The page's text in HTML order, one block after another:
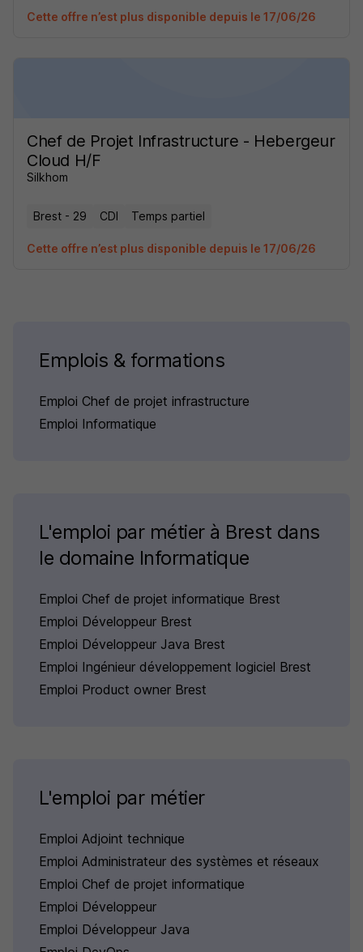
Cette offre n’est plus disponible depuis le 17/06/26
Chef de Projet Infrastructure - Hebergeur
Cloud H/F
Silkhom
Brest - 29 CDI Temps partiel
Cette offre n’est plus disponible depuis le 17/06/26
Emplois & formations
Emploi Chef de projet infrastructure
Emploi Informatique
L'emploi par métier à Brest dans
le domaine Informatique
Emploi Chef de projet informatique Brest
Emploi Développeur Brest
Emploi Développeur Java Brest
Emploi Ingénieur développement logiciel Brest
Emploi Product owner Brest
L'emploi par métier
Emploi Adjoint technique
Emploi Administrateur des systèmes et réseaux
Emploi Chef de projet informatique
Emploi Développeur
Emploi Développeur Java